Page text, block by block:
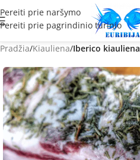
Pereiti prie naršymo
Pereiti prie pagrindinio turinio
Pradžia Kiauliena Iberico kiauliena